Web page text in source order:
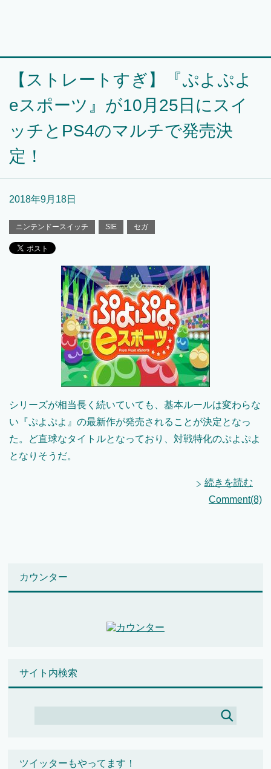
【ストレートすぎ】『ぷよぷよ
eスポーツ』が10月25日にスイ
ッチとPS4のマルチで発売決
定！
2018年9月18日
ニンテンドースイッチ SIE セガ
シリーズが相当長く続いていても、基本ルールは変わらな
い『ぷよぷよ』の最新作が発売されることが決定となっ
た。ど直球なタイトルとなっており、対戦特化のぷよぷよ
となりそうだ。
続きを読む
Comment(8)
カウンター
サイト内検索
ツイッターもやってます！